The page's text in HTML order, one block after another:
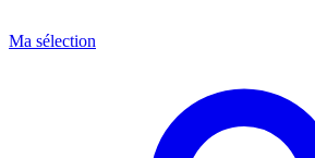
Ma sélection